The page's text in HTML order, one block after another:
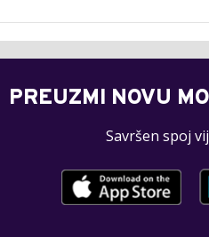
PREUZMI NOVU
Savršen spoj